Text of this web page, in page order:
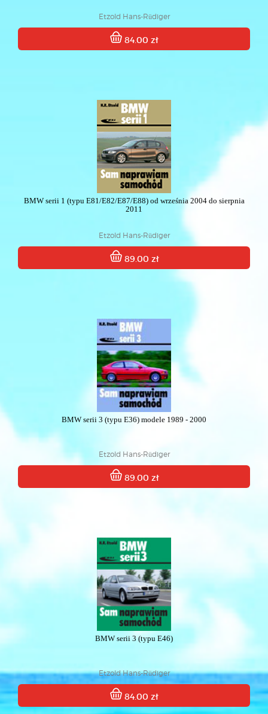
Etzold Hans-Rüdiger
84.00 zł
BMW serii 1 (typu E81/E82/E87/E88) od września 2004 do sierpnia
2011
Etzold Hans-Rüdiger
89.00 zł
BMW serii 3 (typu E36) modele 1989 - 2000
Etzold Hans-Rüdiger
89.00 zł
BMW serii 3 (typu E46)
Etzold Hans-Rüdiger
84.00 zł